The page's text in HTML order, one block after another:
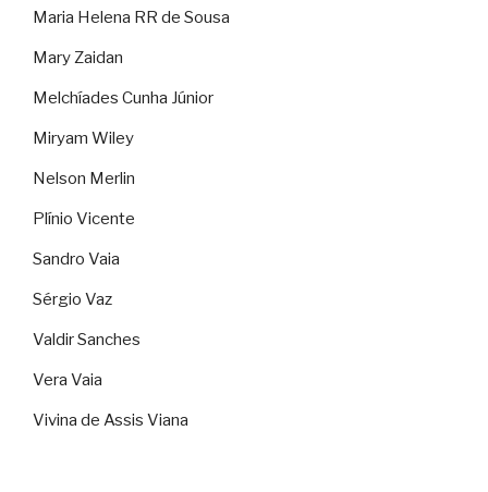
Maria Helena RR de Sousa
Mary Zaidan
Melchíades Cunha Júnior
Miryam Wiley
Nelson Merlin
Plínio Vicente
Sandro Vaia
Sérgio Vaz
Valdir Sanches
Vera Vaia
Vivina de Assis Viana